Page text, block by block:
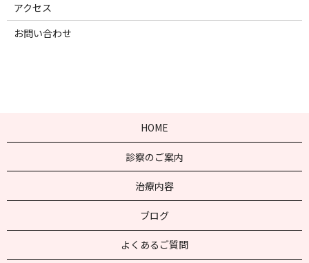
アクセス
お問い合わせ
HOME
診察のご案内
治療内容
ブログ
よくあるご質問